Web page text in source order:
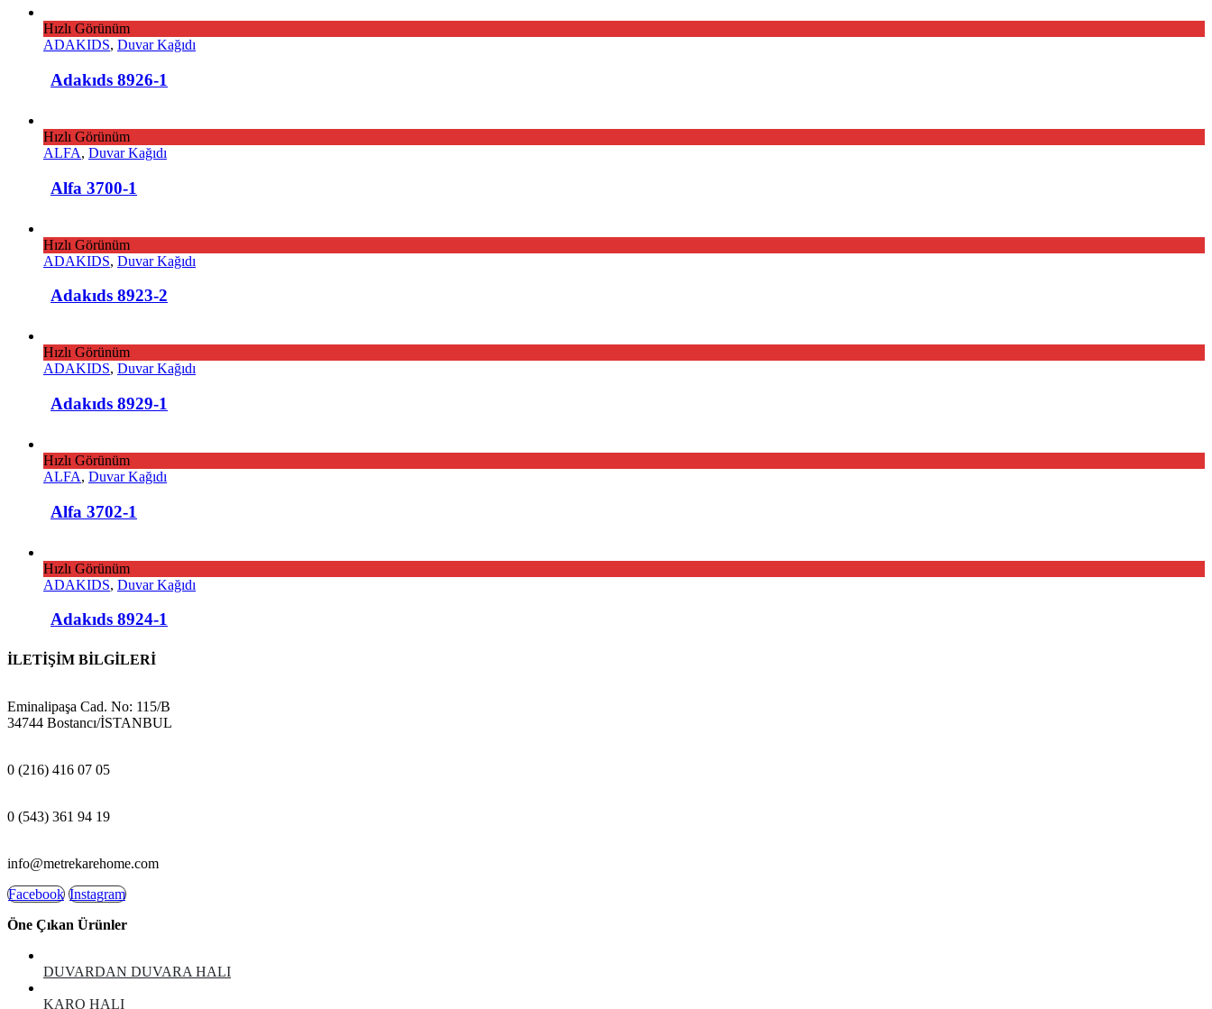
Hızlı Görünüm
ADAKIDS, Duvar Kağıdı
Adakıds 8926-1
Hızlı Görünüm
ALFA, Duvar Kağıdı
Alfa 3700-1
Hızlı Görünüm
ADAKIDS, Duvar Kağıdı
Adakıds 8923-2
Hızlı Görünüm
ADAKIDS, Duvar Kağıdı
Adakıds 8929-1
Hızlı Görünüm
ALFA, Duvar Kağıdı
Alfa 3702-1
Hızlı Görünüm
ADAKIDS, Duvar Kağıdı
Adakıds 8924-1
İLETİŞİM BİLGİLERİ
Eminalipaşa Cad. No: 115/B
34744 Bostancı/İSTANBUL
0 (216) 416 07 05
0 (543) 361 94 19
info@metrekarehome.com
Facebook Instagram
Öne Çıkan Ürünler
DUVARDAN DUVARA HALI
KARO HALI